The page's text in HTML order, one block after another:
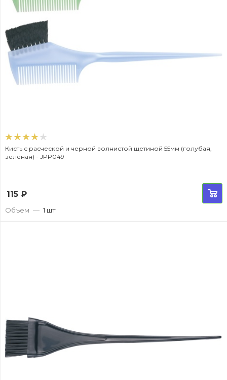
Кисть с расческой и черной волнистой щетиной 55мм (голубая,
зеленая) - JPP049
115 ₽
Объем — 1 шт